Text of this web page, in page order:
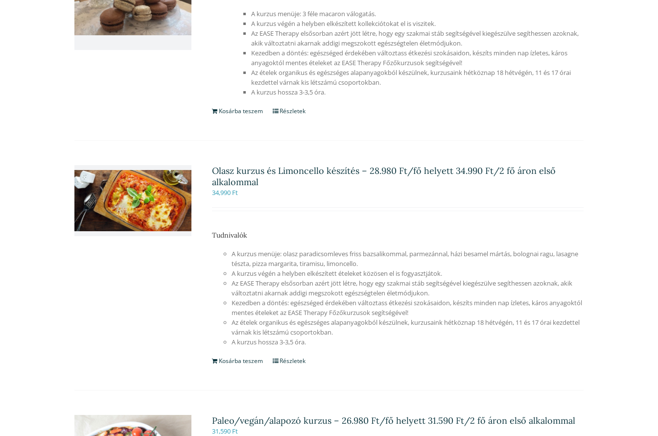
A kurzus menüje: 3 féle macaron válogatás.
A kurzus végén a helyben elkészített kollekciótokat el is viszitek.
Az EASE Therapy elsősorban azért jött létre, hogy egy szakmai stáb segítségével kiegészülve segíthessen azoknak,
akik változtatni akarnak addigi megszokott egészségtelen életmódjukon.
Kezedben a döntés: egészséged érdekében változtass étkezési szokásaidon, készíts minden nap ízletes, káros
anyagoktól mentes ételeket az EASE Therapy Főzőkurzusok segítségével!
Az ételek organikus és egészséges alapanyagokból készülnek, kurzusaink hétköznap 18 hétvégén, 11 és 17 órai
kezdettel várnak kis létszámú csoportokban.
A kurzus hossza 3-3,5 óra.
Kosárba teszem Részletek
Olasz kurzus és Limoncello készítés – 28.980 Ft/fő helyett 34.990 Ft/2 fő áron első
alkalommal
34,990 Ft
Tudnivalók
A kurzus menüje: olasz paradicsomleves friss bazsalikommal, parmezánnal, házi besamel mártás, bolognai ragu, lasagne
tészta, pizza margarita, tiramisu, limoncello.
A kurzus végén a helyben elkészített ételeket közösen el is fogyasztjátok.
Az EASE Therapy elsősorban azért jött létre, hogy egy szakmai stáb segítségével kiegészülve segíthessen azoknak, akik
változtatni akarnak addigi megszokott egészségtelen életmódjukon.
Kezedben a döntés: egészséged érdekében változtass étkezési szokásaidon, készíts minden nap ízletes, káros anyagoktól
mentes ételeket az EASE Therapy Főzőkurzusok segítségével!
Az ételek organikus és egészséges alapanyagokból készülnek, kurzusaink hétköznap 18 hétvégén, 11 és 17 órai kezdettel
várnak kis létszámú csoportokban.
A kurzus hossza 3-3,5 óra.
Kosárba teszem Részletek
Paleo/vegán/alapozó kurzus – 26.980 Ft/fő helyett 31.590 Ft/2 fő áron első alkalommal
31,590 Ft